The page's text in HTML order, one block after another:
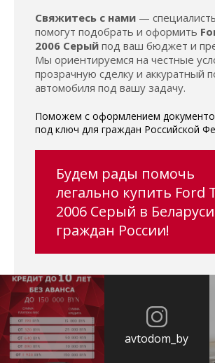
Свяжитесь с нами —
помогут подобрать и оформить
2006 Серый под ваш бюджет и
Мы ориентируемся на честные
прозрачную сделку и аккуратный
автомобиля под вашу задачу.
Поможем с оформлением
под ключ для граждан Российской
Будем рады помочь
легально купить Ford
2006 Серый в
граждан России!
avtodom_by